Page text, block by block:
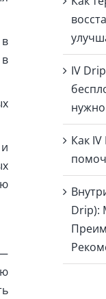
IV
Как
Drip):